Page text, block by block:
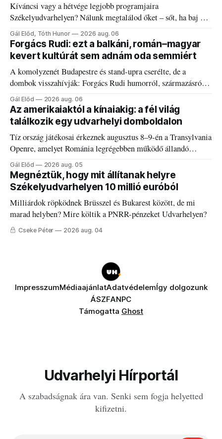
Kíváncsi vagy a hétvége legjobb programjaira
Székelyudvarhelyen? Nálunk megtalálod őket – sőt, ha baj van
a fogaddal, a fogorvosi ügyeletet is!
Gál Előd, Tóth Hunor 2026 aug. 06
Forgács Rudi: ezt a balkáni, román–magyar
kevert kultúrát sem adnám oda semmiért
A komolyzenét Budapestre és stand-upra cserélte, de a
dombok visszahívják: Forgács Rudi humorról, származásról
és határokról.
Gál Előd 2026 aug. 06
Az amerikaiaktól a kínaiakig: a fél világ
találkozik egy udvarhelyi domboldalon
Tíz ország játékosai érkeznek augusztus 8–9-én a Transylvania
Openre, amelyet Románia legrégebben működő állandó
discgolfpályáján rendeznek meg.
Gál Előd 2026 aug. 05
Megnéztük, hogy mit állítanak helyre
Székelyudvarhelyen 10 millió euróból
Milliárdok röpködnek Brüsszel és Bukarest között, de mi
marad helyben? Mire költik a PNRR-pénzeket Udvarhelyen?
Cseke Péter 2026 aug. 04
ImpresszumMédiaajánlatAdatvédelemÍgy dolgozunk
ÁSZFANPC
Támogatta Ghost
Udvarhelyi Hírportál
A szabadságnak ára van. Senki sem fogja helyetted
kifizetni.